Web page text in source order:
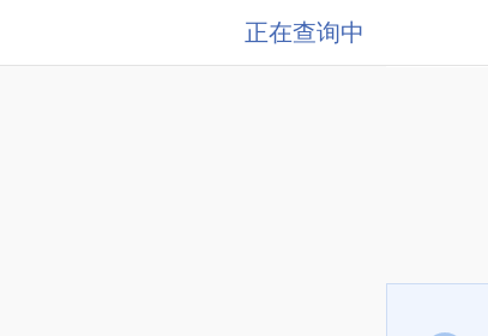
正在查询中